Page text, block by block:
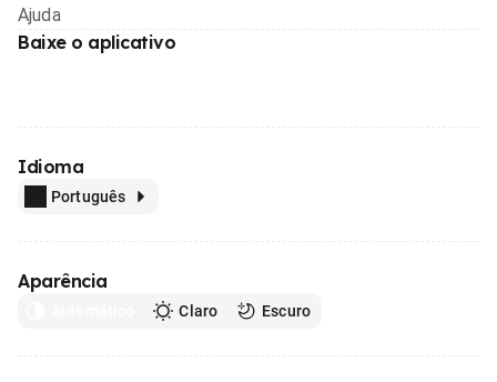
Ajuda
Baixe o aplicativo
Idioma
Português
Aparência
Claro Escuro